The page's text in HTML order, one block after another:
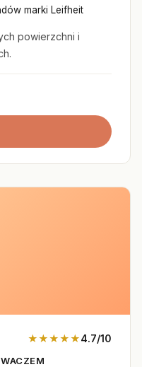
marki Leifheit
powierzchni i
★★★★★4.7/10